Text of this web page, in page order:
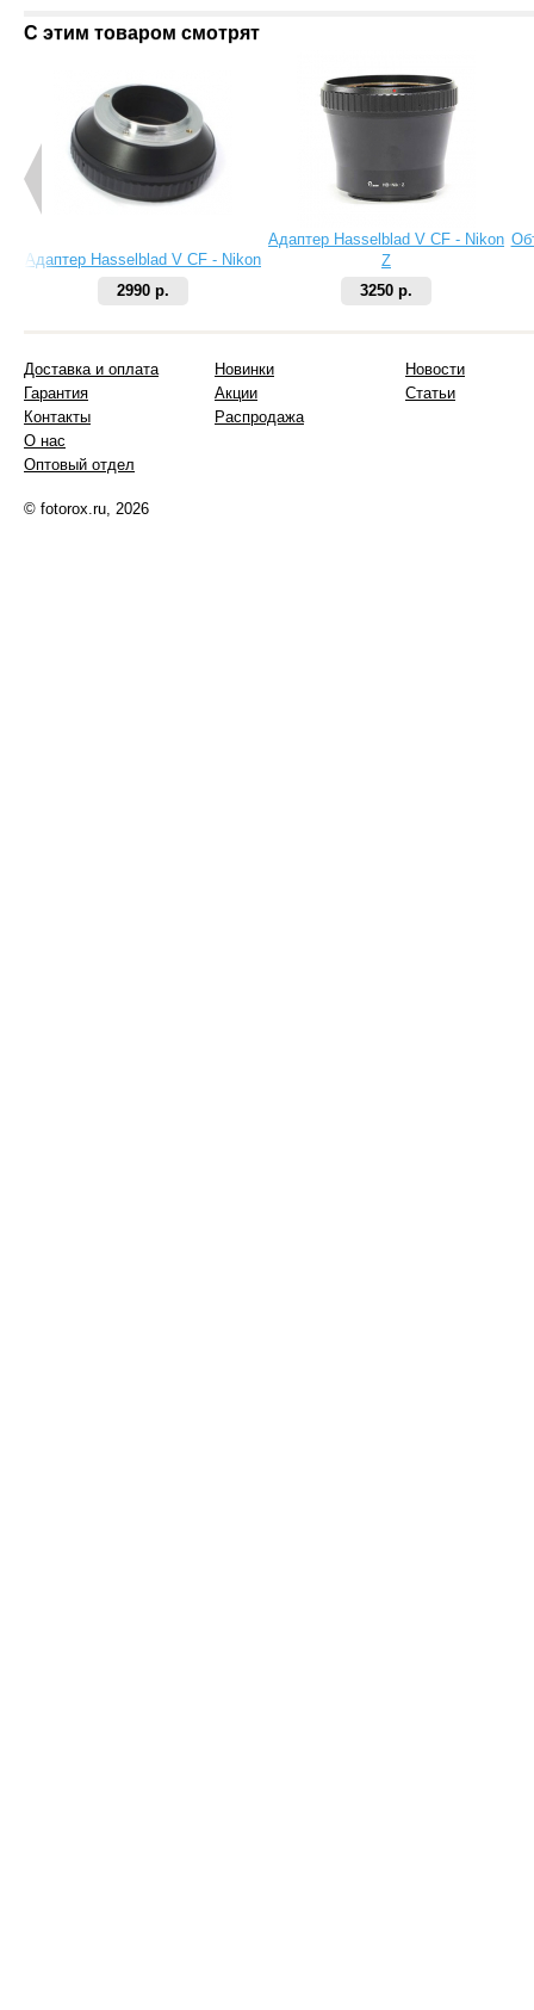
С этим товаром смотрят
Адаптер Hasselblad V CF - Nikon
2990 р.
Адаптер Hasselblad V CF - Nikon
Z
3250 р.
Доставка и оплата
Гарантия
Контакты
О нас
Оптовый отдел
Новинки
Акции
Распродажа
Новости
Статьи
© fotorox.ru, 2026